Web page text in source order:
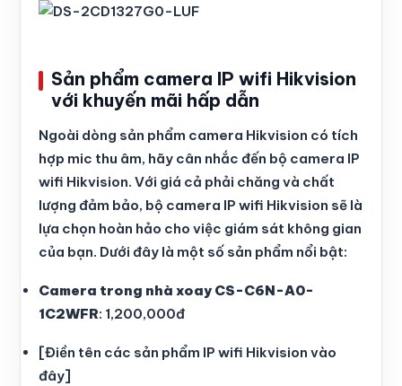
Sản phẩm camera IP wifi Hikvision
với khuyến mãi hấp dẫn
Ngoài dòng sản phẩm camera Hikvision có tích
hợp mic thu âm, hãy cân nhắc đến bộ camera IP
wifi Hikvision. Với giá cả phải chăng và chất
lượng đảm bảo, bộ camera IP wifi Hikvision sẽ là
lựa chọn hoàn hảo cho việc giám sát không gian
của bạn. Dưới đây là một số sản phẩm nổi bật:
Camera trong nhà xoay CS-C6N-A0-
1C2WFR: 1,200,000đ
[Điền tên các sản phẩm IP wifi Hikvision vào
đây]